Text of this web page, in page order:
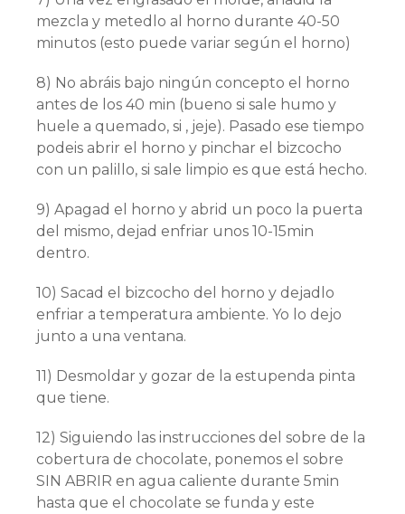
mezcla y metedlo al horno durante 40-50
minutos (esto puede variar según el horno)
8) No abráis bajo ningún concepto el horno
antes de los 40 min (bueno si sale humo y
huele a quemado, si , jeje). Pasado ese tiempo
podeis abrir el horno y pinchar el bizcocho
con un palillo, si sale limpio es que está hecho.
9) Apagad el horno y abrid un poco la puerta
del mismo, dejad enfriar unos 10-15min
dentro.
10) Sacad el bizcocho del horno y dejadlo
enfriar a temperatura ambiente. Yo lo dejo
junto a una ventana.
11) Desmoldar y gozar de la estupenda pinta
que tiene.
12) Siguiendo las instrucciones del sobre de la
cobertura de chocolate, ponemos el sobre
SIN ABRIR en agua caliente durante 5min
hasta que el chocolate se funda y este